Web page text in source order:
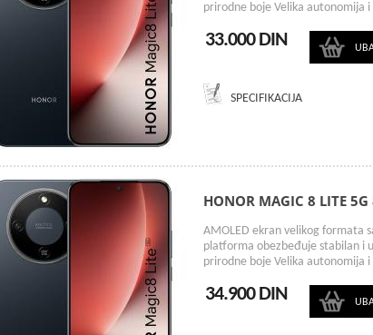
prirodne boje Velika autonomija
33.000 DIN
SPECIFIKACIJA
HONOR MAGIC 8 LITE
AMOLED ekran velikog formata
platforma obezbeđuje stabilan i
prirodne boje Velika autonomija
34.900 DIN